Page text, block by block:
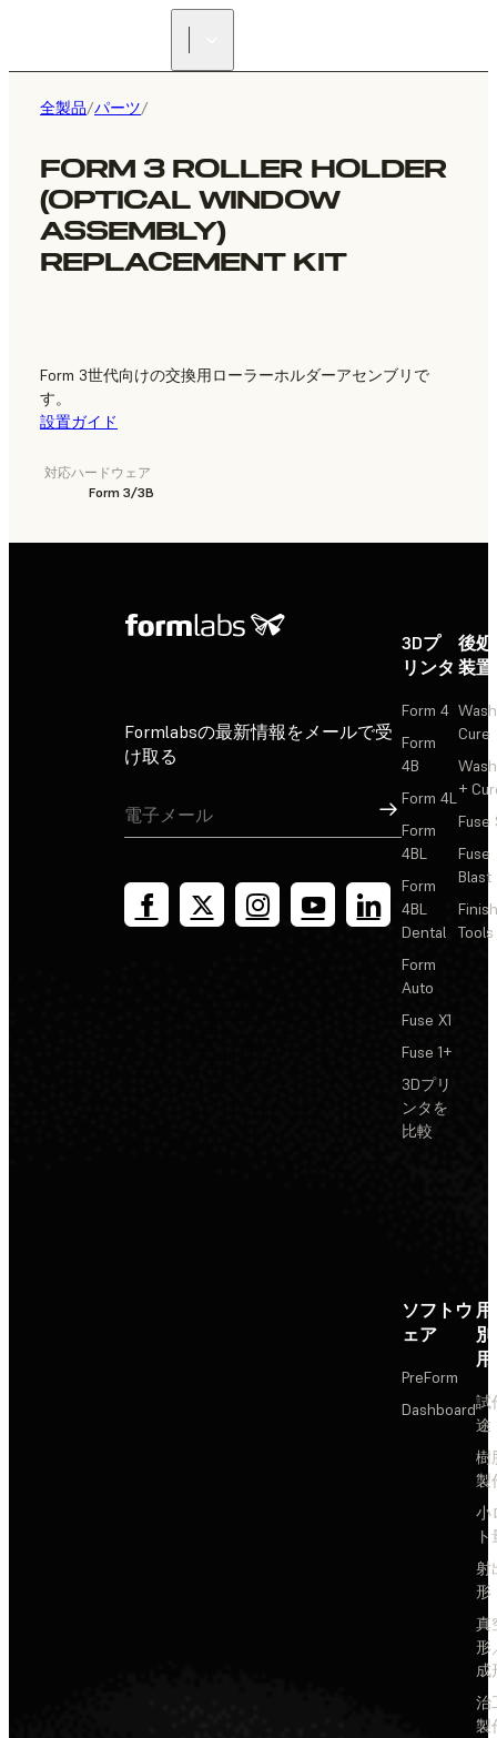
全製品/パーツ/
FORM 3 ROLLER HOLDER
(OPTICAL WINDOW
ASSEMBLY)
REPLACEMENT KIT
Form 3世代向けの交換用ローラーホルダーアセンブリで
す。
設置ガイド
対応ハードウェア
Form 3/3B
Formlabsの最新情報をメールで受
け取る
サインアップ
3Dプ
リンタ
Form 4
Form
4B
Form 4L
Form
4BL
Form
4BL
Dental
Form
Auto
Fuse X1
Fuse 1+
3Dプリ
ンタを
比較
後
装置
Cure
+
Fuse
Fuse
Blast
Tools
ソフトウ
ェア
PreForm
Dashboard試
途
樹
製
小
射
形
真
形
成
治
製